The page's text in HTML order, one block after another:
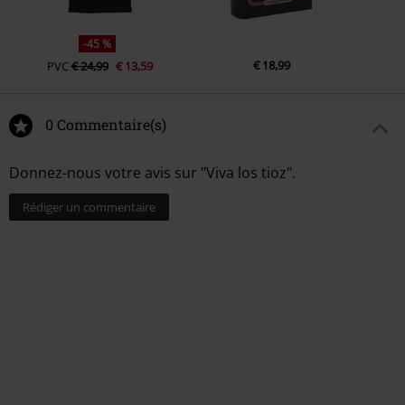
-45 %
PVC€ 24,99 € 13,59 € 18,99
0 Commentaire(s)
Donnez-nous votre avis sur "Viva los tioz".
Rédiger un commentaire